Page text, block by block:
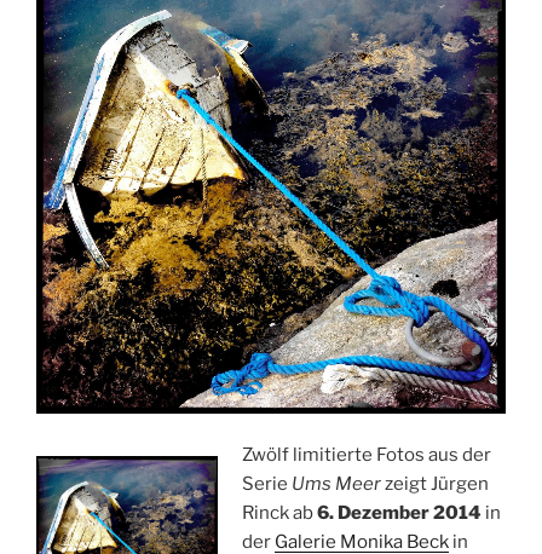
Zwölf limitierte Fotos aus der
Serie Ums Meerzeigt Jürgen
Rinck ab6. Dezember 2014 in
der Galerie Monika Beckin